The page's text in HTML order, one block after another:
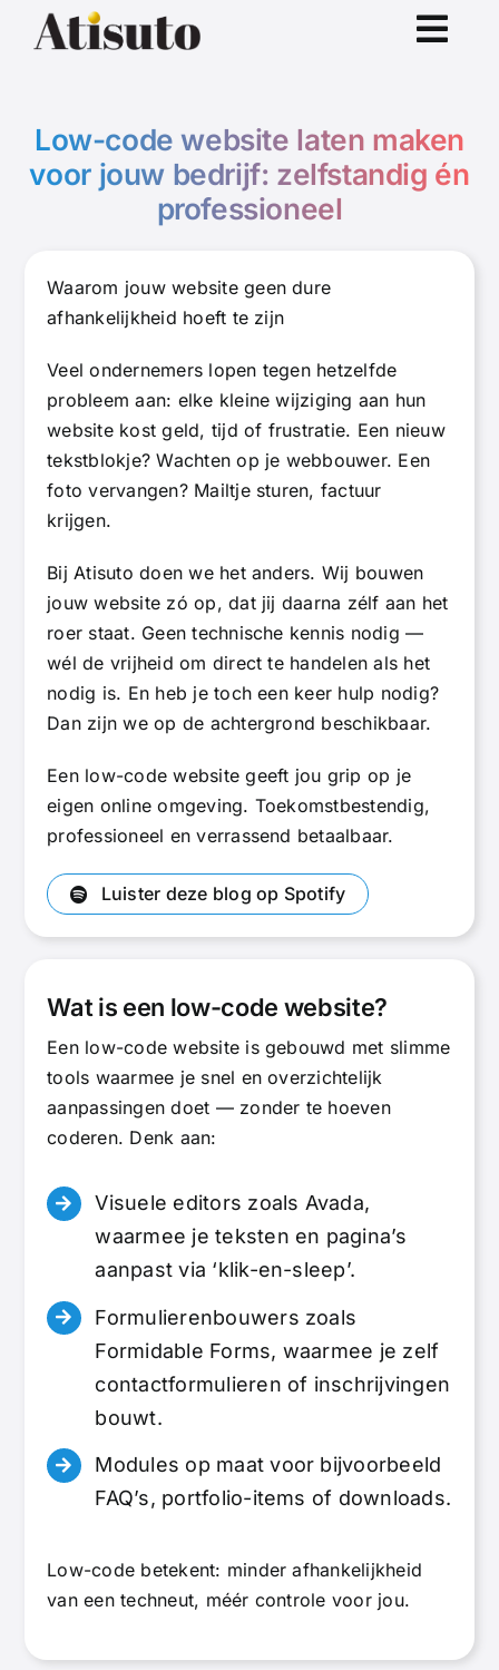
naar
Low-code website laten maken
voor jouw bedrijf: zelfstandig én
professioneel
Waarom jouw website geen dure
afhankelijkheid hoeft te zijn
Veel ondernemers lopen tegen hetzelfde
probleem aan: elke kleine wijziging aan hun
website kost geld, tijd of frustratie. Een nieuw
tekstblokje? Wachten op je webbouwer. Een
foto vervangen? Mailtje sturen, factuur
krijgen.
Bij Atisuto doen we het anders. Wij bouwen
jouw website zó op, dat jij daarna zélf aan het
roer staat. Geen technische kennis nodig —
wél de vrijheid om direct te handelen als het
nodig is. En heb je toch een keer hulp nodig?
Dan zijn we op de achtergrond beschikbaar.
Een low-code website geeft jou grip op je
eigen online omgeving. Toekomstbestendig,
professioneel en verrassend betaalbaar.
Luister deze blog op Spotify
Wat is een low-code website?
Een low-code website is gebouwd met slimme
tools waarmee je snel en overzichtelijk
aanpassingen doet — zonder te hoeven
coderen. Denk aan:
Visuele editors zoals Avada,
waarmee je teksten en pagina’s
aanpast via ‘klik-en-sleep’.
Formulierenbouwers zoals
Formidable Forms, waarmee je zelf
contactformulieren of inschrijvingen
bouwt.
Modules op maat voor bijvoorbeeld
FAQ’s, portfolio-items of downloads.
Low-code betekent: minder afhankelijkheid
van een techneut, méér controle voor jou.